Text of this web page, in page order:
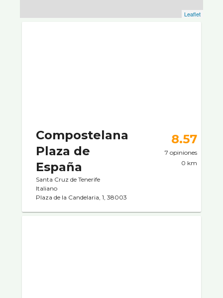
Leaflet
Compostelana
Plaza de
España
Santa Cruz de Tenerife
Italiano
Plaza de la Candelaria, 1, 38003
8.57
7 opiniones
0 km